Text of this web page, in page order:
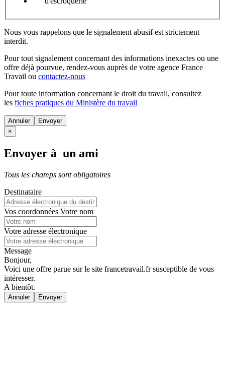
Nous vous rappelons que le signalement abusif est strictement
interdit.
Pour tout signalement concernant des informations inexactes ou une
offre déjà pourvue, rendez-vous auprès de votre agence France
Travail ou contactez-nous
Pour toute information concernant le droit du travail, consultez
les fiches pratiques du Ministère du travail
Annuler
×
Envoyer à un ami
Tous les champs sont obligatoires
Destinataire
Vos coordonnées Votre nom
Votre adresse électronique
Message
Bonjour,
Voici une offre parue sur le site francetravail.fr susceptible de vous
intéresser.
A bientôt.
Annuler